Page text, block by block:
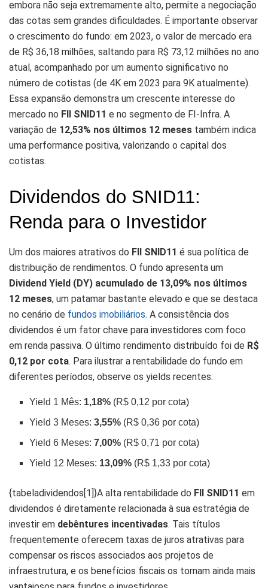
embora não seja extremamente alto, permite a negociação
das cotas sem grandes dificuldades. É importante observar
o crescimento do fundo: em 2023, o valor de mercado era
de R$ 36,18 milhões, saltando para R$ 73,12 milhões no ano
atual, acompanhado por um aumento significativo no
número de cotistas (de 4K em 2023 para 9K atualmente).
Essa expansão demonstra um crescente interesse do
mercado no FII SNID11 e no segmento de FI-Infra. A
variação de 12,53% nos últimos 12 meses também indica
uma performance positiva, valorizando o capital dos
cotistas.
Dividendos do SNID11:
Renda para o Investidor
Um dos maiores atrativos do FII SNID11 é sua política de
distribuição de rendimentos. O fundo apresenta um
Dividend Yield (DY) acumulado de 13,09% nos últimos
12 meses, um patamar bastante elevado e que se destaca
no cenário de fundos imobiliários. A consistência dos
dividendos é um fator chave para investidores com foco
em renda passiva. O último rendimento distribuído foi de R$
0,12 por cota. Para ilustrar a rentabilidade do fundo em
diferentes períodos, observe os yields recentes:
Yield 1 Mês: 1,18% (R$ 0,12 por cota)
Yield 3 Meses:3,55% (R$ 0,36 por cota)
Yield 6 Meses:7,00% (R$ 0,71 por cota)
Yield 12 Meses: 13,09% (R$ 1,33 por cota)
{tabeladividendos[1]}A alta rentabilidade do FII SNID11 em
dividendos é diretamente relacionada à sua estratégia de
investir em debêntures incentivadas. Tais títulos
frequentemente oferecem taxas de juros atrativas para
compensar os riscos associados aos projetos de
infraestrutura, e os benefícios fiscais os tornam ainda mais